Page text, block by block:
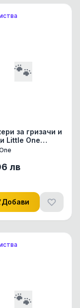
🐾
за гризачи и
Little One
с цветя и
лв
Добави
🐾